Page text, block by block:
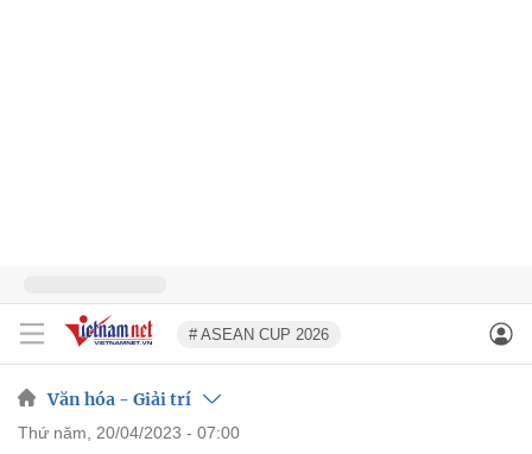
# ASEAN CUP 2026
Văn hóa - Giải trí
thứ năm, 20/04/2023 - 07:00